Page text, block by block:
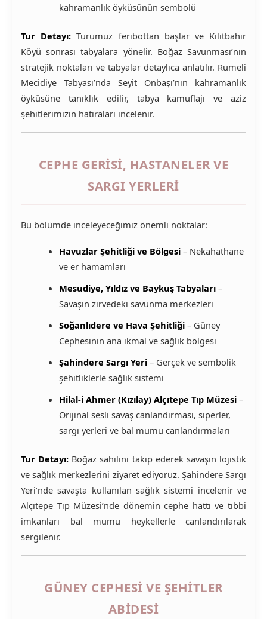
kahramanlık öyküsünün sembolü
Tur Detayı: Turumuz feribottan başlar ve Kilitbahir
Köyü sonrası tabyalara yönelir. Boğaz Savunması’nın
stratejik noktaları ve tabyalar detaylıca anlatılır. Rumeli
Mecidiye Tabyası’nda Seyit Onbaşı’nın kahramanlık
öyküsüne tanıklık edilir, tabya kamuflajı ve aziz
şehitlerimizin hatıraları incelenir.
CEPHE GERISI, HASTANELER VE
SARGI YERLERI
Bu bölümde inceleyeceğimiz önemli noktalar:
Havuzlar Şehitliği ve Bölgesi– Nekahathane
ve er hamamları
Mesudiye, Yıldız ve Baykuş Tabyaları–
Savaşın zirvedeki savunma merkezleri
Soğanlıdere ve Hava Şehitliği– Güney
Cephesinin ana ikmal ve sağlık bölgesi
Şahindere Sargı Yeri– Gerçek ve sembolik
şehitliklerle sağlık sistemi
Hilal-i Ahmer (Kızılay) Alçıtepe Tıp Müzesi–
Orijinal sesli savaş canlandırması, siperler,
sargı yerleri ve bal mumu canlandırmaları
Tur Detayı: Boğaz sahilini takip ederek savaşın lojistik
ve sağlık merkezlerini ziyaret ediyoruz. Şahindere Sargı
Yeri’nde savaşta kullanılan sağlık sistemi incelenir ve
Alçıtepe Tıp Müzesi’nde dönemin cephe hattı ve tıbbi
imkanları bal mumu heykellerle canlandırılarak
sergilenir.
GÜNEY CEPHESI VE ŞEHITLER
ABIDESI